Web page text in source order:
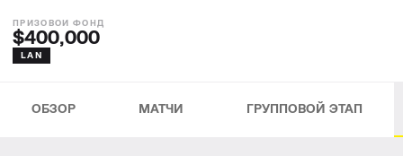
$400,000
LAN
ОБЗОР МАТЧИ ГРУППОВОЙ ЭТАП